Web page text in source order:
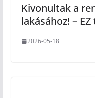
Kivonultak a
lakásához! –
2026-05-18